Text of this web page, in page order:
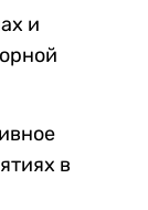
и
в